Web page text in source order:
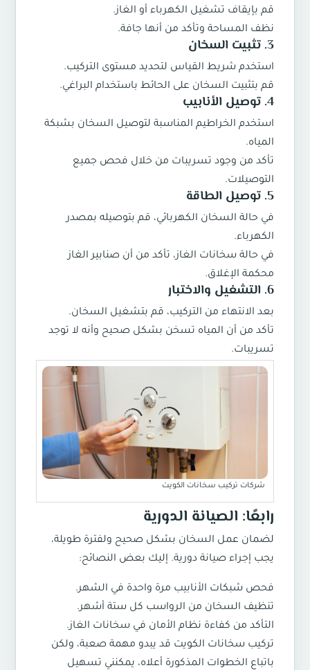
قم بإيقاف تشغيل الكهرباء أو الغاز.
نظف المساحة وتأكد من أنها جافة.
3. تثبيت السخان
استخدم شريط القياس لتحديد مستوى التركيب.
قم بتثبيت السخان على الحائط باستخدام البراغي.
4. توصيل الأنابيب
استخدم الخراطيم المناسبة لتوصيل السخان بشبكة
المياه.
تأكد من وجود تسريبات من خلال فحص جميع
التوصيلات.
5. توصيل الطاقة
في حالة السخان الكهربائي، قم بتوصيله بمصدر
الكهرباء.
في حالة سخانات الغاز، تأكد من أن صنابير الغاز
محكمة الإغلاق.
6. التشغيل والاختبار
بعد الانتهاء من التركيب، قم بتشغيل السخان.
تأكد من أن المياه تسخن بشكل صحيح وأنه لا توجد
تسريبات.
شركات تركيب سخانات الكويت
رابعًا: الصيانة الدورية
لضمان عمل السخان بشكل صحيح ولفترة طويلة،
يجب إجراء صيانة دورية. إليك بعض النصائح:
فحص شبكات الأنابيب مرة واحدة في الشهر.
تنظيف السخان من الرواسب كل ستة أشهر.
التأكد من كفاءة نظام الأمان في سخانات الغاز.
تركيب سخانات الكويت قد يبدو مهمة صعبة، ولكن
باتباع الخطوات المذكورة أعلاه، يمكنني تسهيل